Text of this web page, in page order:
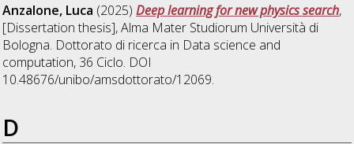
Anzalone, Luca (2025)Deep learning for new physics search,
[Dissertation thesis], Alma Mater Studiorum Università di
Bologna. Dottorato di ricerca in Data science and
computation, 36 Ciclo. DOI
10.48676/unibo/amsdottorato/12069.
D